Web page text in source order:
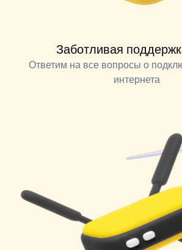
Заботливая
Ответим на все вопросы о
интернета